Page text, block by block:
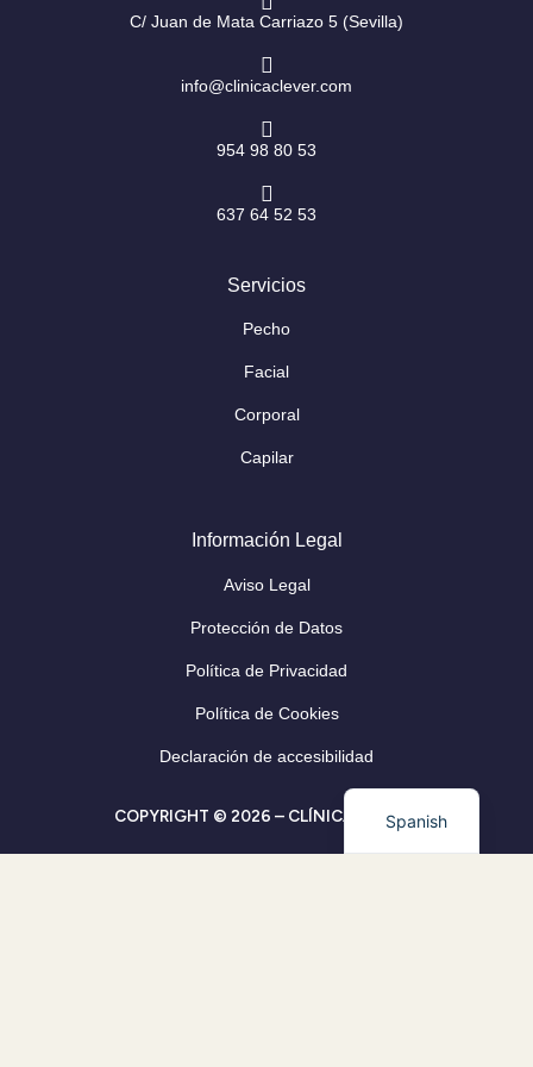
f
C/ Juan de Mata Carriazo 5 (Sevilla)
info@clinicaclever.com
954 98 80 53
637 64 52 53
Servicios
Pecho
Facial
Corporal
Capilar
Información Legal
Aviso Legal
Protección de Datos
Política de Privacidad
Política de Cookies
Declaración de accesibilidad
COPYRIGHT © 2026 – CLÍNICA CLEVERSpanish